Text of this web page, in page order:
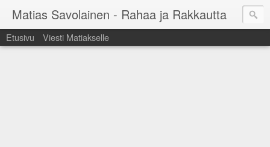
Matias Savolainen - Rahaa ja Rakkautta
Etusivu Viesti Matiakselle